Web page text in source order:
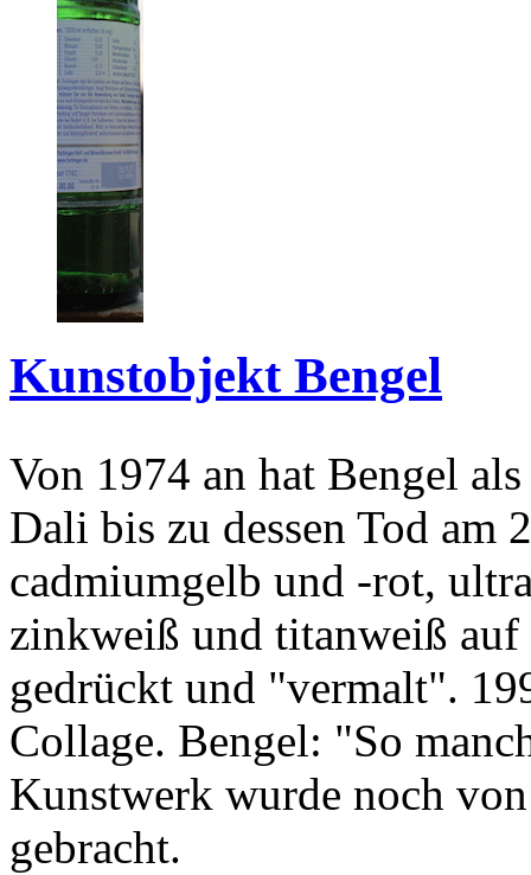
Kunstobjekt Bengel
Von 1974 an hat Bengel
Dali bis zu dessen Tod am
cadmiumgelb und -rot,
zinkweiß und titanweiß
gedrückt und "vermalt".
Collage. Bengel: "So
Kunstwerk wurde noch
gebracht.